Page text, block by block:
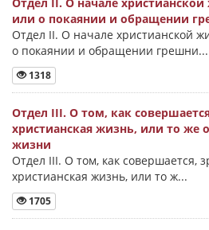
или о покаянии и обращении
Отдел II. О начале христианской
о покаянии и обращении грешни...
1318
Отдел III. О том, как
христианская жизнь, или то же
жизни
Отдел III. О том, как совершается,
христианская жизнь, или то ж...
1705